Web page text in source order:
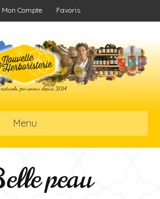
Mon Compte Favoris
Menu
peau